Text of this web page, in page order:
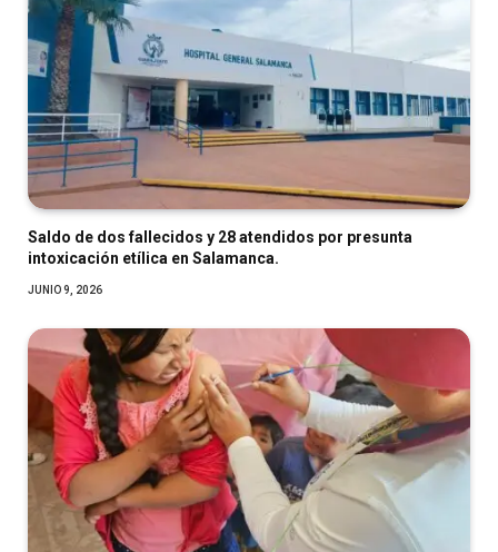
Saldo de dos fallecidos y 28 atendidos por presunta
intoxicación etílica en Salamanca.
JUNIO 9, 2026